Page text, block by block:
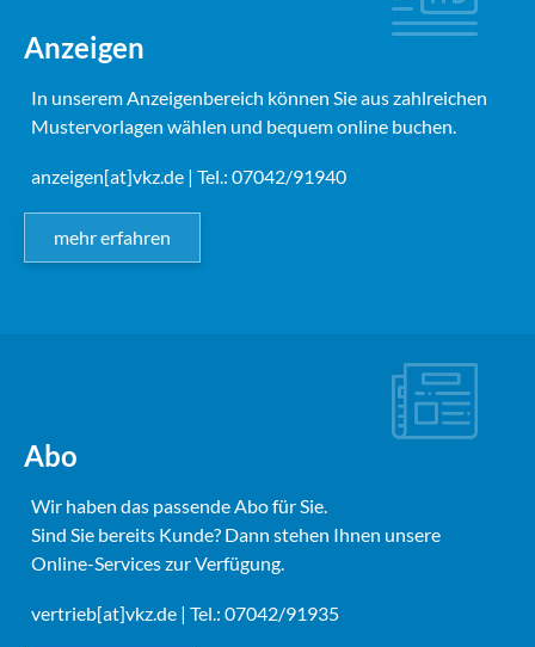
Anzeigen
In unserem Anzeigenbereich können Sie aus zahlreichen
Mustervorlagen wählen und bequem online buchen.
anzeigen[at]vkz.de | Tel.: 07042/91940
mehr erfahren
Abo
Wir haben das passende Abo für Sie.
Sind Sie bereits Kunde? Dann stehen Ihnen unsere
Online-Services zur Verfügung.
vertrieb[at]vkz.de | Tel.: 07042/91935